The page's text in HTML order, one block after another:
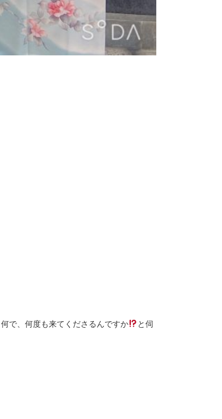
で、何度も来てくださるんですか
と伺